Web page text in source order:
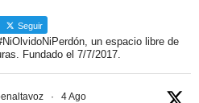
Seguir
un espacio libre de
Fundado el 7/7/2017.
· 4 Ago